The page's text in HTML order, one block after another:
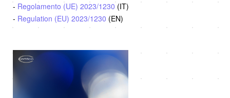
- Regolamento (UE) 2023/1230 (IT)
- Regulation (EU) 2023/1230 (EN)